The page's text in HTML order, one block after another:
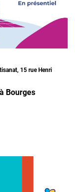
15 rue Henri
Bourges